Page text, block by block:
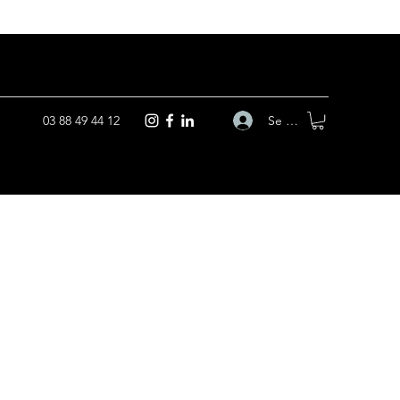
03 88 49 44 12 Se connecter